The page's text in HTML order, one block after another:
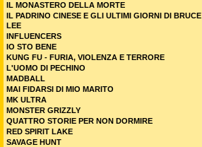
IL MONASTERO DELLA MORTE
IL PADRINO CINESE E GLI ULTIMI GIORNI DI BRUCE
LEE
INFLUENCERS
IO STO BENE
KUNG FU - FURIA, VIOLENZA E TERRORE
L'UOMO DI PECHINO
MADBALL
MAI FIDARSI DI MIO MARITO
MK ULTRA
MONSTER GRIZZLY
QUATTRO STORIE PER NON DORMIRE
RED SPIRIT LAKE
SAVAGE HUNT